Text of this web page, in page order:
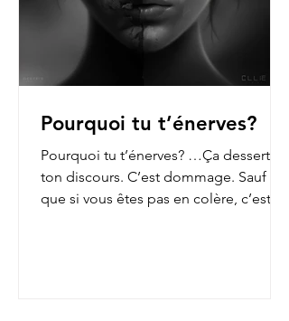
Pourquoi tu t’énerves?
Pourquoi tu t’énerves? …Ça dessert
ton discours. C’est dommage. Sauf
que si vous êtes pas en colère, c’est